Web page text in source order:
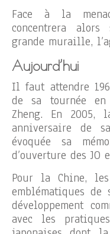
Face à la
concentrera
grande muraille,
Aujourd’hui
Il faut attendre
de sa tournée
Zheng. En 2005,
anniversaire de
évoquée sa
d’ouverture des JO
Pour la Chine,
emblématiques
développement
avec les